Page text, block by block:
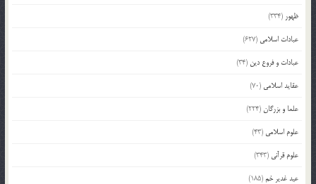
ظهور (334)
عبادات اسلامی (627)
عبادات و فروع دین (34)
عقاید اسلامی (70)
علما و بزرگان(224)
علوم اسلامی (43)
علوم قرآنی (343)
عید غدیر خم(185)